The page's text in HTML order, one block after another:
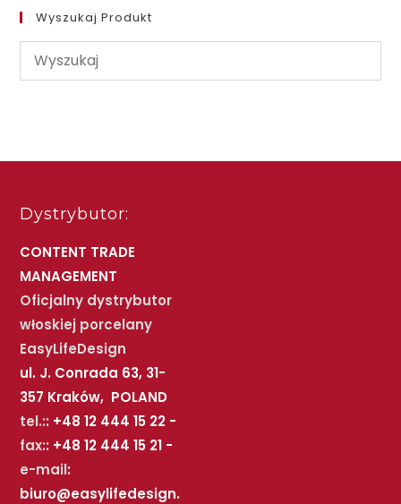
Wyszukaj Produkt
Dystrybutor:
CONTENT TRADE
MANAGEMENT
Oficjalny dystrybutor
włoskiej porcelany
EasyLifeDesign
ul. J. Conrada 63, 31-
357 Kraków, POLAND
tel.:: +48 12 444 15 22 -
fax:: +48 12 444 15 21 -
e-mail:
biuro@easylifedesign.